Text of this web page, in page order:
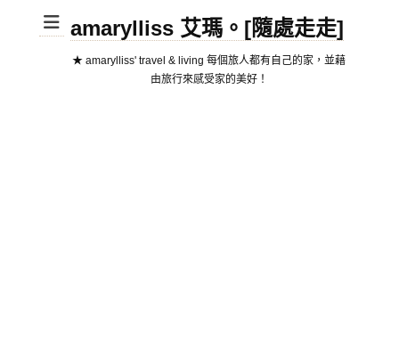
amarylliss 艾瑪。[隨處走走]
★ amarylliss' travel & living 每個旅人都有自己的家，並藉
由旅行來感受家的美好！